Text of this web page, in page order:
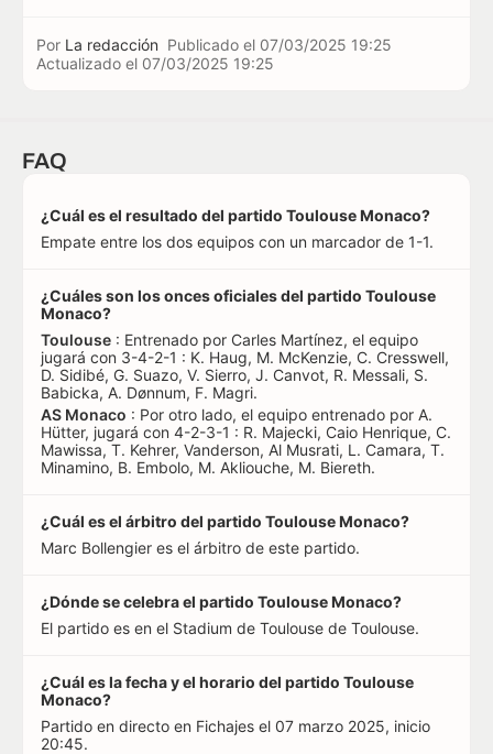
Por La redacción Publicado el 07/03/2025 19:25
Actualizado el 07/03/2025 19:25
FAQ
¿Cuál es el resultado del partido Toulouse Monaco?
Empate entre los dos equipos con un marcador de 1-1.
¿Cuáles son los onces oficiales del partido Toulouse
Monaco?
Toulouse : Entrenado por Carles Martínez, el equipo
jugará con 3-4-2-1 : K. Haug, M. McKenzie, C. Cresswell,
D. Sidibé, G. Suazo, V. Sierro, J. Canvot, R. Messali, S.
Babicka, A. Dønnum, F. Magri.
AS Monaco : Por otro lado, el equipo entrenado por A.
Hütter, jugará con 4-2-3-1 : R. Majecki, Caio Henrique, C.
Mawissa, T. Kehrer, Vanderson, Al Musrati, L. Camara, T.
Minamino, B. Embolo, M. Akliouche, M. Biereth.
¿Cuál es el árbitro del partido Toulouse Monaco?
Marc Bollengier es el árbitro de este partido.
¿Dónde se celebra el partido Toulouse Monaco?
El partido es en el Stadium de Toulouse de Toulouse.
¿Cuál es la fecha y el horario del partido Toulouse
Monaco?
Partido en directo en Fichajes el 07 marzo 2025, inicio
20:45.